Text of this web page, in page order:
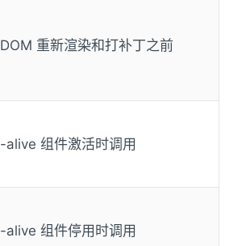
重新渲染和打补丁之前
alive 组件激活时调用
alive 组件停用时调用